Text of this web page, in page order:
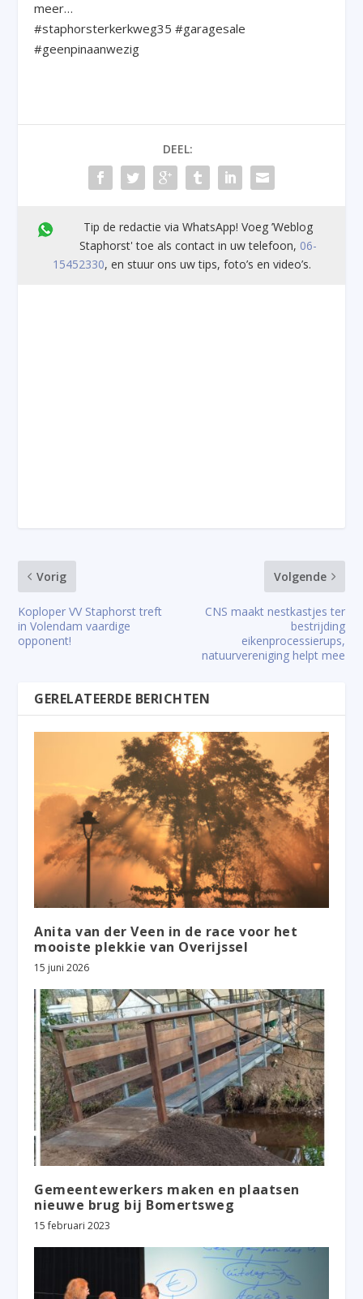
meer…
#staphorsterkerkweg35 #garagesale
#geenpinaanwezig
DEEL:
Tip de redactie via WhatsApp! Voeg ’Weblog
Staphorst' toe als contact in uw telefoon, 06-
15452330, en stuur ons uw tips, foto’s en video’s.
Vorig
Koploper VV Staphorst treft
in Volendam vaardige
opponent!
Volgende
CNS maakt nestkastjes ter
bestrijding
eikenprocessierups,
natuurvereniging helpt mee
GERELATEERDE BERICHTEN
Anita van der Veen in de race voor het
mooiste plekkie van Overijssel
15 juni 2026
Gemeentewerkers maken en plaatsen
nieuwe brug bij Bomertsweg
15 februari 2023